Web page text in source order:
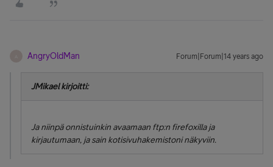
AngryOldMan Forum|Forum|14 years ago
JMikael kirjoitti:
Ja niinpä onnistuinkin avaamaan ftp:n firefoxilla ja
kirjautumaan, ja sain kotisivuhakemistoni näkyviin.